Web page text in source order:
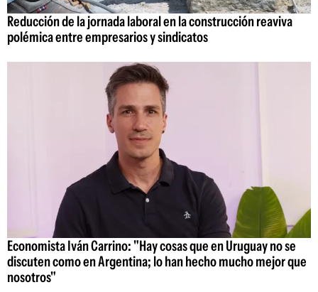
Reducción de la jornada laboral en la construcción reaviva
polémica entre empresarios y sindicatos
Economista Iván Carrino: "Hay cosas que en Uruguay no se
discuten como en Argentina; lo han hecho mucho mejor que
nosotros"